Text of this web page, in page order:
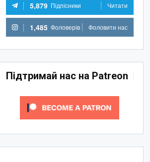
5,879 Підпісники Читати
1,485 Фоловерів Фоловити нас
Підтримай нас на Patreon